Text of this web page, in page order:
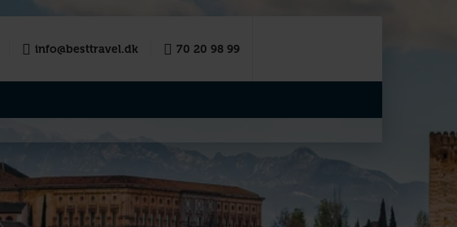
info@besttravel.dk 70 20 98 99